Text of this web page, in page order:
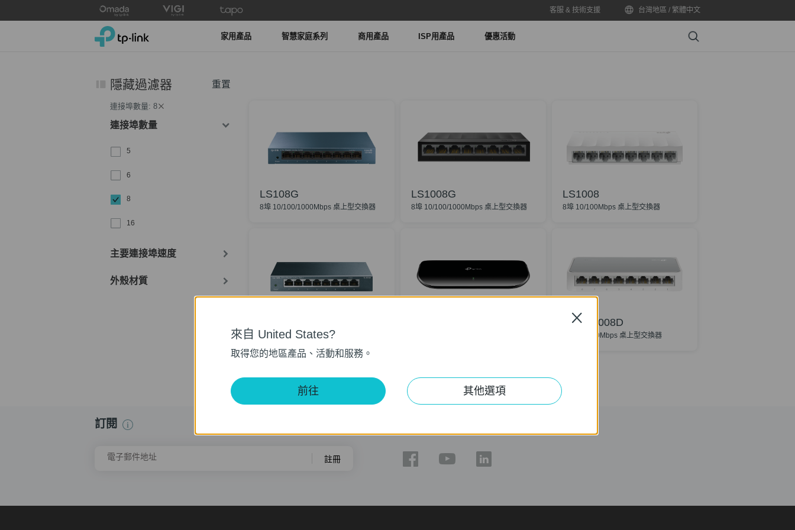
to
客服 & 技術支援 台灣地區 / 繁體中文
TP-Link, Reliably Smart 家用產品 智慧家庭系列 商用產品 ISP用產品 優惠活動 Search
重置
隱藏過濾器
連接埠數量: 8
連接埠數量
5
6
8
16
主要連接埠速度
外殼材質
LS108G
8埠 10/100/1000Mbps 桌上型交換器
LS1008G
8埠 10/100/1000Mbps 桌上型交換器
LS1008
8埠 10/100Mbps 桌上型交換器
8 埠 Gigabit 桌上型交換器
TL-SF1008D
8 埠 10/100Mbps 桌上型交換器
訂閱
電子郵件地址 註冊
來自 United States?
取得您的地區產品、活動和服務。
前往 其他選項
Close